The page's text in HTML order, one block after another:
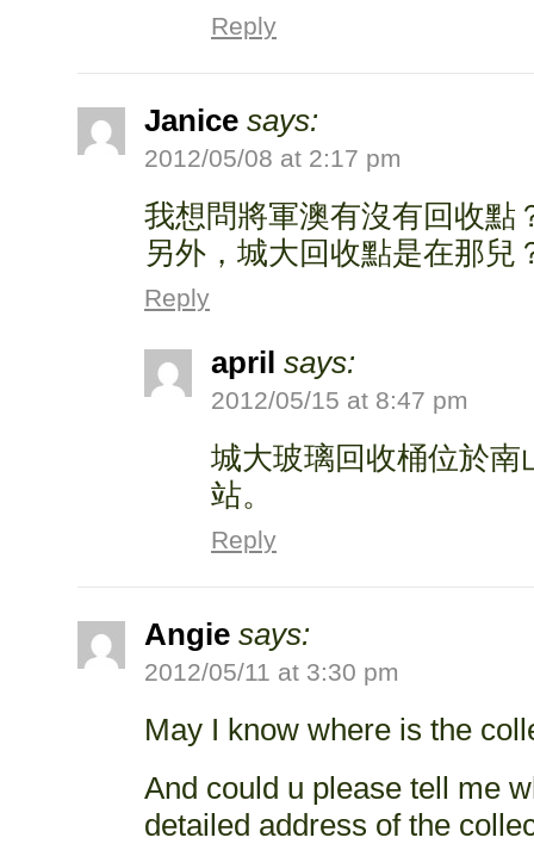
Reply
Janice says:
2012/05/08 at 2:17 pm
我想問將軍澳有沒有回收點
另外，城大回收點是在那兒
Reply
april says:
2012/05/15 at 8:47 pm
城大玻璃回收桶位於
站。
Reply
Angie says:
2012/05/11 at 3:30 pm
May I know where is the
And could u please tell me
detailed address of the